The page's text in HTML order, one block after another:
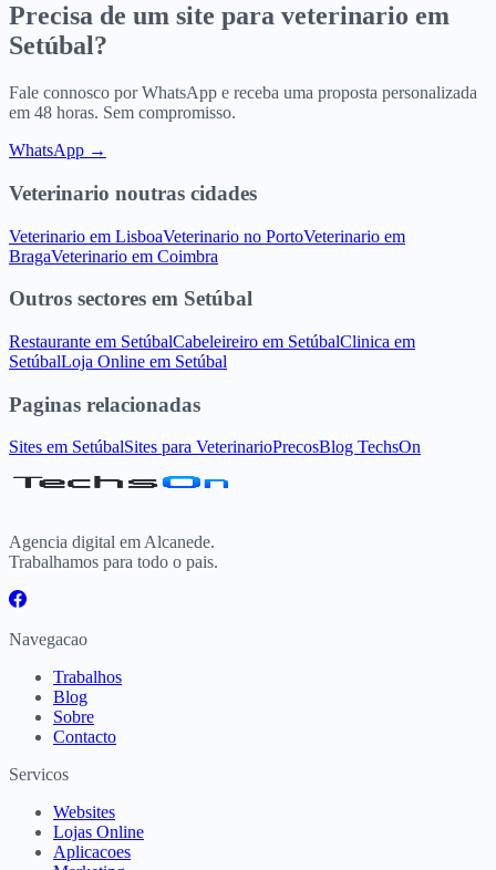
Precisa de um site para veterinario em
Setúbal ?
Fale connosco por WhatsApp e receba uma proposta personalizada
em 48 horas. Sem compromisso.
WhatsApp →
Veterinario noutras cidades
Veterinario em LisboaVeterinario no PortoVeterinario em
BragaVeterinario em Coimbra
Outros sectores em Setúbal
Restaurante em SetúbalCabeleireiro em SetúbalClinica em
SetúbalLoja Online em Setúbal
Paginas relacionadas
Sites em SetúbalSites para VeterinarioPrecosBlog TechsOn
Agencia digital em Alcanede.
Trabalhamos para todo o pais.
Navegacao
Trabalhos
Blog
Sobre
Contacto
Servicos
Websites
Lojas Online
Aplicacoes